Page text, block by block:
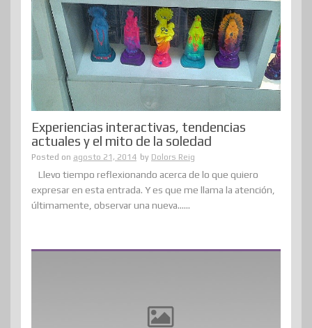
Experiencias interactivas, tendencias
actuales y el mito de la soledad
Posted on agosto 21, 2014 by Dolors Reig
Llevo tiempo reflexionando acerca de lo que quiero
expresar en esta entrada. Y es que me llama la atención,
últimamente, observar una nueva......